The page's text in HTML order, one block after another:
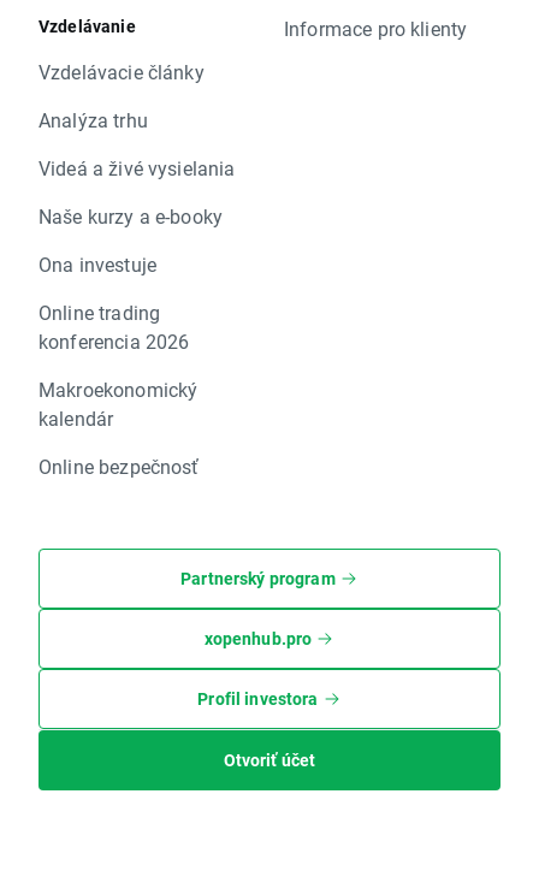
Vzdelávanie
Vzdelávacie články
Analýza trhu
Videá a živé vysielania
Naše kurzy a e-booky
Ona investuje
Online trading
konferencia 2026
Makroekonomický
kalendár
Online bezpečnosť
Informace pro klienty
Partnerský program
xopenhub.pro
Profil investora
Otvoriť účet